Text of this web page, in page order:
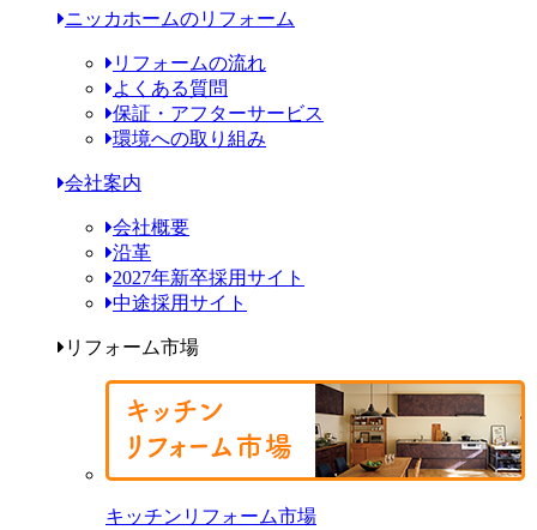
ニッカホームのリフォーム
リフォームの流れ
よくある質問
保証・アフターサービス
環境への取り組み
会社案内
会社概要
沿革
2027年新卒採用サイト
中途採用サイト
リフォーム市場
キッチンリフォーム市場